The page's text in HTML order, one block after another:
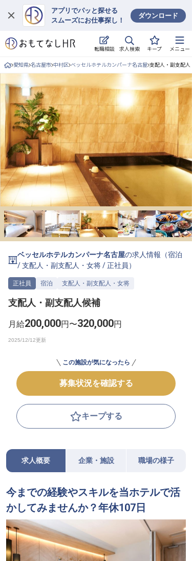
アプリでパッと探せる
スムーズにお仕事探し！
ダウンロード
転職相談 求人検索 キープ メニュー
ログイン
求人・施設を探す
キープした求人
就職・転職 合同説明会
おもてなしHRについて
ご利用の流れ
よくある質問
ホテル・宿泊業界情報コラム
無料 転職サポートに申し込む
愛知県 名古屋市 中村区 ベッセルホテルカンパーナ名古屋 支配人・副支配
ベッセルホテルカンパーナ名古屋の求人情報（宿泊
/支配人・副支配人・女将/正社員 ）
正社員 宿泊 支配人・副支配人・女将
支配人・副支配人候補
月給200,000円〜320,000円
この施設が気になったら
募集状況を確認する
キープする
求人概要 企業・施設 職場の様子
今までの経験やスキルを当ホテルで活
かしてみませんか？年休107日